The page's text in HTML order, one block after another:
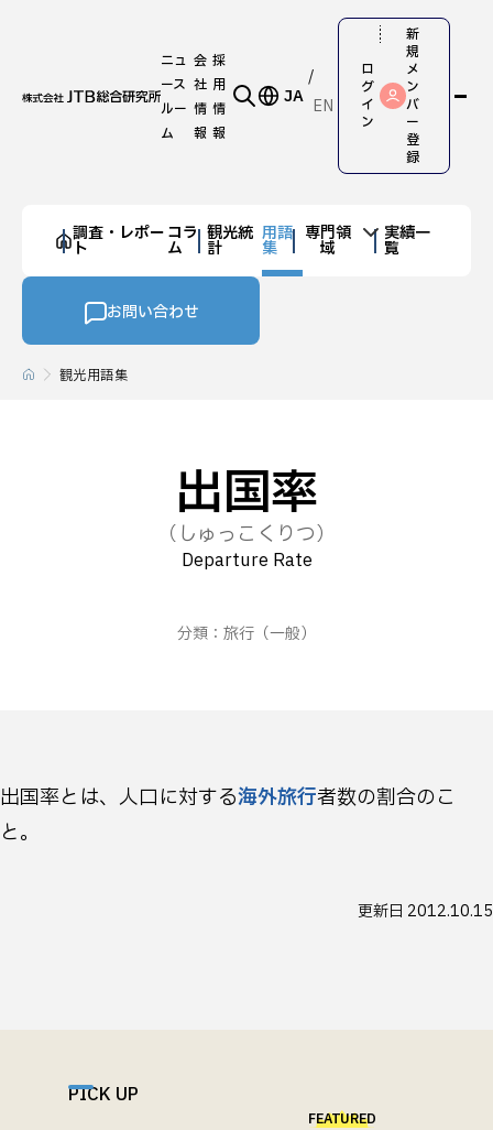
ニュ
ース
ルー
ム
会
社
情
報
採
用
情
報
JA EN
ロ
グ
イ
ン
新
規
メ
ン
バ
ー
登
録
調査・レポー
ト
コラ
ム
観光統
計
用語
集
専門領
域
実績一
覧
お問い合わせ
観光用語集
出国率
（しゅっこくりつ）
Departure Rate
分類： 旅行 （一般）
出国率とは、人口に対する海外旅行者数の割合のこ
と。
更新日 2012.10.15
PICK UP
FEATURED